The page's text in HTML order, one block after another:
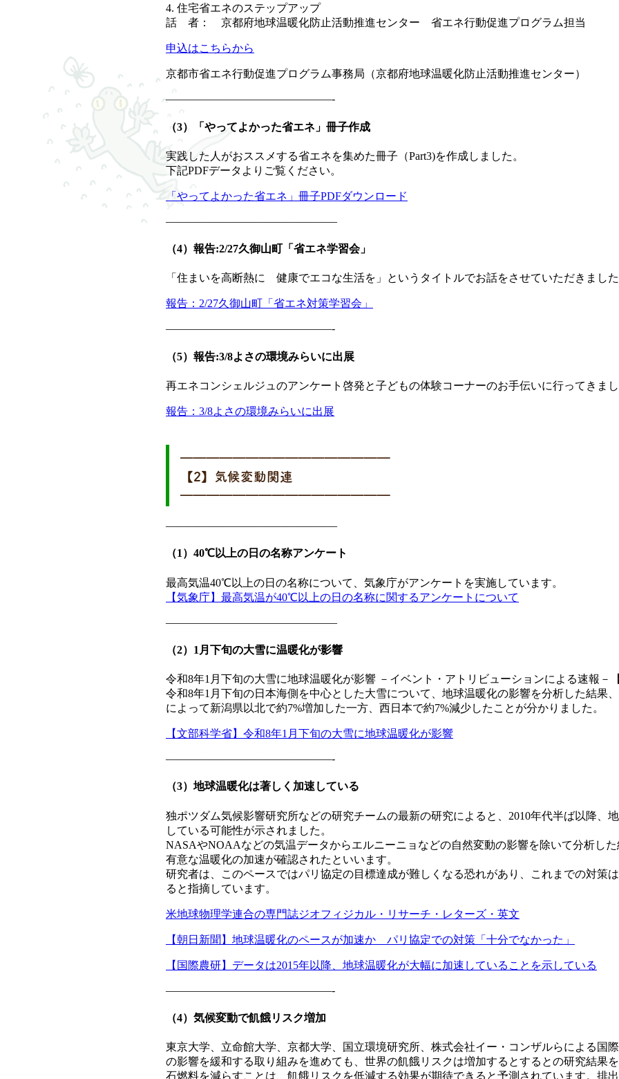
4. 住宅省エネのステップアップ
話 者： 京都府地球温暖化防止活動推進センター 省エネ行動促進プログラム担当
申込はこちらから
京都市省エネ行動促進プログラム事務局（京都府地球温暖化防止活動推進センター）
———————————————-
（3）「やってよかった省エネ」冊子作成
実践した人がおススメする省エネを集めた冊子（Part3)を作成しました。
下記PDFデータよりご覧ください。
「やってよかった省エネ」冊子PDFダウンロード
———————————————–
（4）報告:2/27久御山町「省エネ学習会」
「住まいを高断熱に 健康でエコな生活を」というタイトルでお話をさせていただきまし
報告：2/27久御山町「省エネ対策学習会」
———————————————-
（5）報告:3/8よさの環境みらいに出展
再エネコンシェルジュのアンケート啓発と子どもの体験コーナーのお手伝いに行ってきま
報告：3/8よさの環境みらいに出展
━━━━━━━━━━━━━━━━
【2】気候変動関連
━━━━━━━━━━━━━━━━
———————————————–
（1）40℃以上の日の名称アンケート
最高気温40℃以上の日の名称について、気象庁がアンケートを実施しています。
【気象庁】最高気温が40℃以上の日の名称に関するアンケートについて
———————————————–
（2）1月下旬の大雪に温暖化が影響
令和8年1月下旬の大雪に地球温暖化が影響 －イベント・アトリビューションによる速報－
令和8年1月下旬の日本海側を中心とした大雪について、地球温暖化の影響を分析した結果
によって新潟県以北で約7%増加した一方、西日本で約7%減少したことが分かりました。
【文部科学省】令和8年1月下旬の大雪に地球温暖化が影響
———————————————-
（3）地球温暖化は著しく加速している
独ポツダム気候影響研究所などの研究チームの最新の研究によると、2010年代半ば以降、
している可能性が示されました。
NASAやNOAAなどの気温データからエルニーニョなどの自然変動の影響を除いて分析し
有意な温暖化の加速が確認されたといいます。
研究者は、このペースではパリ協定の目標達成が難しくなる恐れがあり、これまでの対策
ると指摘しています。
米地球物理学連合の専門誌ジオフィジカル・リサーチ・レターズ・英文
【朝日新聞】地球温暖化のペースが加速か パリ協定での対策「十分でなかった」
【国際農研】データは2015年以降、地球温暖化が大幅に加速していることを示している
———————————————-
（4）気候変動で飢餓リスク増加
東京大学、立命館大学、京都大学、国立環境研究所、株式会社イー・コンザルらによる国
の影響を緩和する取り組みを進めても、世界の飢餓リスクは増加するとするとの研究結果
石燃料を減らすことは、飢餓リスクを低減する効果が期待できると予測されています。排